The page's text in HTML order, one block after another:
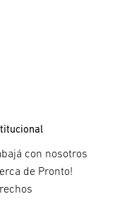
con nosotros
de Pronto!